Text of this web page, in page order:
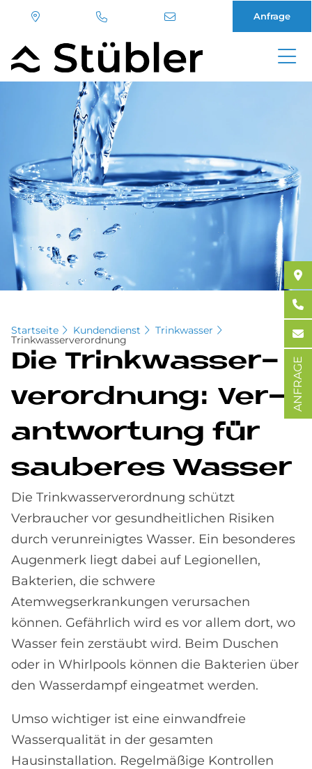
Anfrage
Startseite Kundendienst Trinkwasser
Trinkwasserverordnung
Die Trink­was­ser­
ver­ord­nung: Ver­
ant­wor­tung für
sau­be­res Was­ser
Die Trinkwasserverordnung schützt
Verbraucher vor gesundheitlichen Risiken
durch verunreinigtes Wasser. Ein besonderes
Augenmerk liegt dabei auf Legionellen,
Bakterien, die schwere
Atemwegserkrankungen verursachen
können. Gefährlich wird es vor allem dort, wo
Wasser fein zerstäubt wird. Beim Duschen
oder in Whirlpools können die Bakterien über
den Wasserdampf eingeatmet werden.
Umso wichtiger ist eine einwandfreie
Wasserqualität in der gesamten
Hausinstallation. Regelmäßige Kontrollen
ANFRAGE